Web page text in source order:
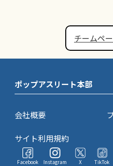
チームペ
ポップアスリート本部
会社概要
サイト利用規約
Facebook Instagram X TikTok